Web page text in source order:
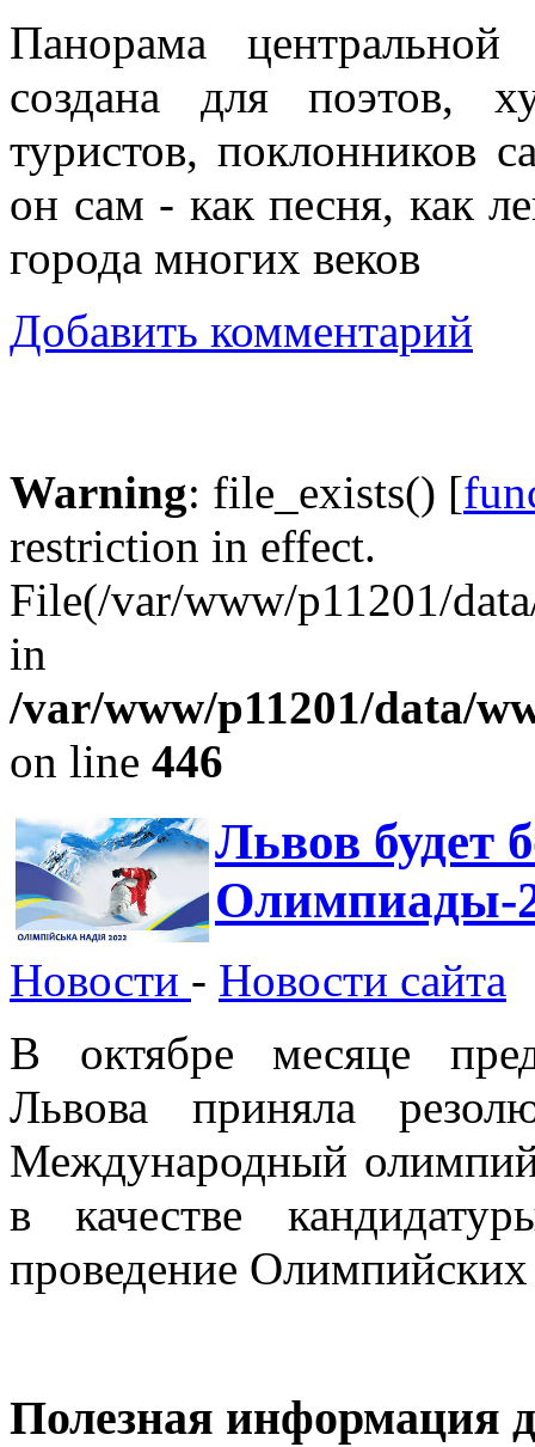
Панорама
создана для поэтов,
туристов, поклонников
он сам - как песня, как
города многих веков
Добавить комментарий
Warning: file_exists() [
restriction in effect.
File(/var/www/p11201/
in
/var/www/p11201/data/
on line 446
Львов будет
Олимпиады-
Новости - Новости сайта
В октябре месяце
Львова приняла
Международный
в качестве
проведение
Полезная информация